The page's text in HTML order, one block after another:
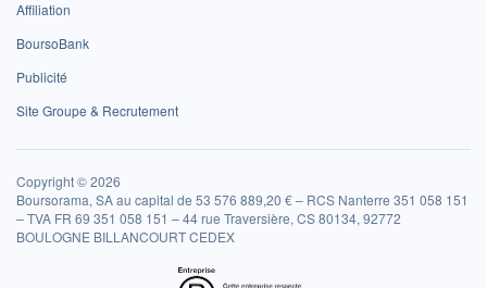
Affiliation
BoursoBank
Publicité
Site Groupe & Recrutement
Copyright © 2026
Boursorama, SA au capital de 53 576 889,20 € – RCS Nanterre 351 058 151
– TVA FR 69 351 058 151 – 44 rue Traversière, CS 80134, 92772
BOULOGNE BILLANCOURT CEDEX